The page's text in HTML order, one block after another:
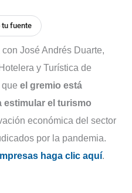
tu fuente
José Andrés Duarte,
y Turística de
el gremio está
estimular el turismo
económica del sector
por la pandemia.
haga clic aquí.